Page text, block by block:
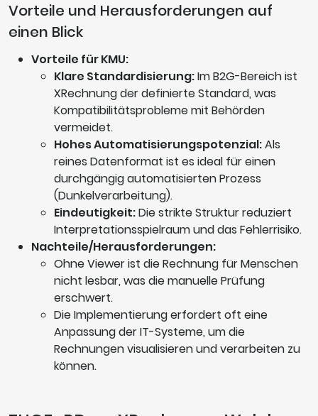
Vorteile und Herausforderungen auf
einen Blick
Vorteile für KMU:
Klare Standardisierung:Im B2G-Bereich ist
XRechnung der definierte Standard, was
Kompatibilitätsprobleme mit Behörden
vermeidet.
Hohes Automatisierungspotenzial:Als
reines Datenformat ist es ideal für einen
durchgängig automatisierten Prozess
(Dunkelverarbeitung).
Eindeutigkeit:Die strikte Struktur reduziert
Interpretationsspielraum und das Fehlerrisiko.
Nachteile/Herausforderungen:
Ohne Viewer ist die Rechnung für Menschen
nicht lesbar, was die manuelle Prüfung
erschwert.
Die Implementierung erfordert oft eine
Anpassung der IT-Systeme, um die
Rechnungen visualisieren und verarbeiten zu
können.